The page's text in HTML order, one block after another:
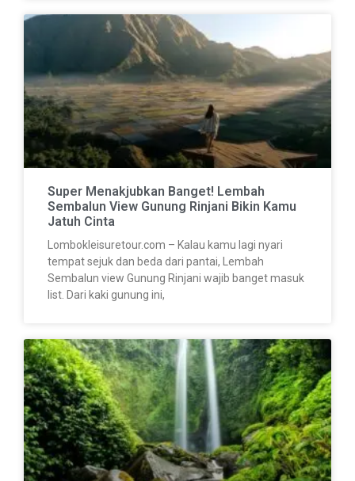
Super Menakjubkan Banget! Lembah
Sembalun View Gunung Rinjani Bikin Kamu
Jatuh Cinta
Lombokleisuretour.com – Kalau kamu lagi nyari
tempat sejuk dan beda dari pantai, Lembah
Sembalun view Gunung Rinjani wajib banget masuk
list. Dari kaki gunung ini,